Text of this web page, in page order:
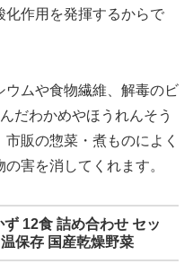
化作用を発揮するからで
ウムや食物繊維、解毒のビ
だわかめやほうれんそう
販の惣菜・煮ものによく
害を消してくれます。
12食 詰め合わせ セッ
保存 国産乾燥野菜